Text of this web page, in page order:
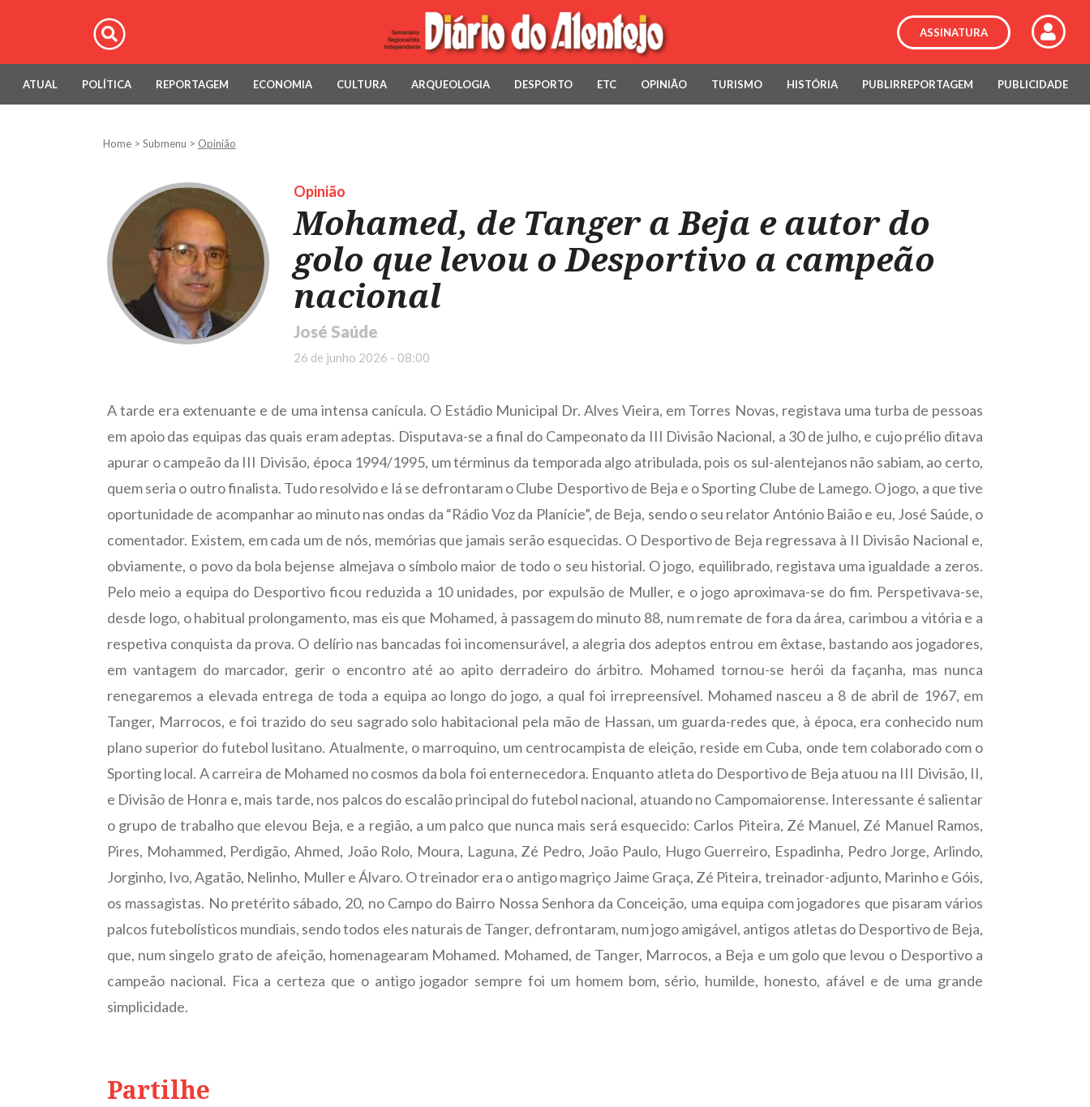
ASSINATURA
ATUAL POLÍTICA REPORTAGEM ECONOMIA CULTURA ARQUEOLOGIA DESPORTO ETC OPINIÃO TURISMO HISTÓRIA PUBLIRREPORTAGEM PUBLICIDADE
Home > Submenu > Opinião
Opinião
Mohamed, de Tanger a Beja e autor do
golo que levou o Desportivo a campeão
nacional
José Saúde
26 de junho 2026 - 08:00
A tarde era extenuante e de uma intensa canícula. O Estádio Municipal Dr. Alves Vieira, em Torres Novas, registava uma turba de pessoas
em apoio das equipas das quais eram adeptas. Disputava-se a final do Campeonato da III Divisão Nacional, a 30 de julho, e cujo prélio ditava
apurar o campeão da III Divisão, época 1994/1995, um términus da temporada algo atribulada, pois os sul-alentejanos não sabiam, ao certo,
quem seria o outro finalista. Tudo resolvido e lá se defrontaram o Clube Desportivo de Beja e o Sporting Clube de Lamego. O jogo, a que tive
oportunidade de acompanhar ao minuto nas ondas da “Rádio Voz da Planície”, de Beja, sendo o seu relator António Baião e eu, José Saúde, o
comentador. Existem, em cada um de nós, memórias que jamais serão esquecidas. O Desportivo de Beja regressava à II Divisão Nacional e,
obviamente, o povo da bola bejense almejava o símbolo maior de todo o seu historial. O jogo, equilibrado, registava uma igualdade a zeros.
Pelo meio a equipa do Desportivo ficou reduzida a 10 unidades, por expulsão de Muller, e o jogo aproximava-se do fim. Perspetivava-se,
desde logo, o habitual prolongamento, mas eis que Mohamed, à passagem do minuto 88, num remate de fora da área, carimbou a vitória e a
respetiva conquista da prova. O delírio nas bancadas foi incomensurável, a alegria dos adeptos entrou em êxtase, bastando aos jogadores,
em vantagem do marcador, gerir o encontro até ao apito derradeiro do árbitro. Mohamed tornou-se herói da façanha, mas nunca
renegaremos a elevada entrega de toda a equipa ao longo do jogo, a qual foi irrepreensível. Mohamed nasceu a 8 de abril de 1967, em
Tanger, Marrocos, e foi trazido do seu sagrado solo habitacional pela mão de Hassan, um guarda-redes que, à época, era conhecido num
plano superior do futebol lusitano. Atualmente, o marroquino, um centrocampista de eleição, reside em Cuba, onde tem colaborado com o
Sporting local. A carreira de Mohamed no cosmos da bola foi enternecedora. Enquanto atleta do Desportivo de Beja atuou na III Divisão, II,
e Divisão de Honra e, mais tarde, nos palcos do escalão principal do futebol nacional, atuando no Campomaiorense. Interessante é salientar
o grupo de trabalho que elevou Beja, e a região, a um palco que nunca mais será esquecido: Carlos Piteira, Zé Manuel, Zé Manuel Ramos,
Pires, Mohammed, Perdigão, Ahmed, João Rolo, Moura, Laguna, Zé Pedro, João Paulo, Hugo Guerreiro, Espadinha, Pedro Jorge, Arlindo,
Jorginho, Ivo, Agatão, Nelinho, Muller e Álvaro. O treinador era o antigo magriço Jaime Graça, Zé Piteira, treinador-adjunto, Marinho e Góis,
os massagistas. No pretérito sábado, 20, no Campo do Bairro Nossa Senhora da Conceição, uma equipa com jogadores que pisaram vários
palcos futebolísticos mundiais, sendo todos eles naturais de Tanger, defrontaram, num jogo amigável, antigos atletas do Desportivo de Beja,
que, num singelo grato de afeição, homenagearam Mohamed. Mohamed, de Tanger, Marrocos, a Beja e um golo que levou o Desportivo a
campeão nacional. Fica a certeza que o antigo jogador sempre foi um homem bom, sério, humilde, honesto, afável e de uma grande
simplicidade.
Partilhe